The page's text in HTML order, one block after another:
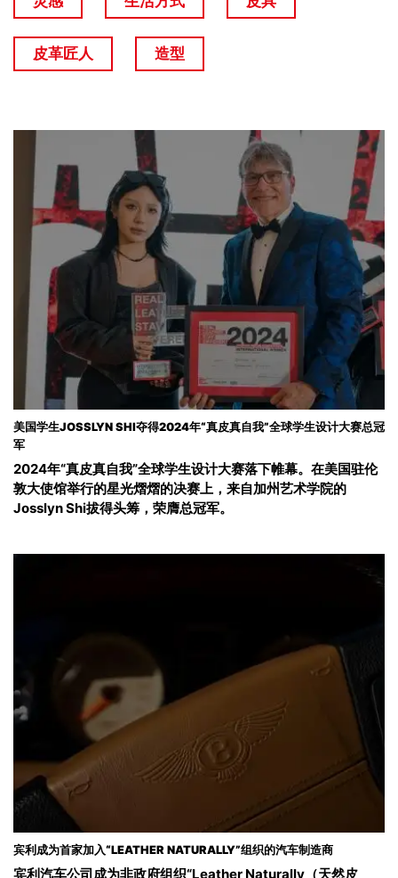
皮革匠人 造型
美国学生JOSSLYN SHI夺得2024年“真皮真自我”全球学生设计大赛总冠
军
2024年“真皮真自我”全球学生设计大赛落下帷幕。在美国驻伦
敦大使馆举行的星光熠熠的决赛上，来自加州艺术学院的
Josslyn Shi拔得头筹，荣膺总冠军。
宾利成为首家加入“LEATHER NATURALLY”组织的汽车制造商
宾利汽车公司成为非政府组织“Leather Naturally（天然皮